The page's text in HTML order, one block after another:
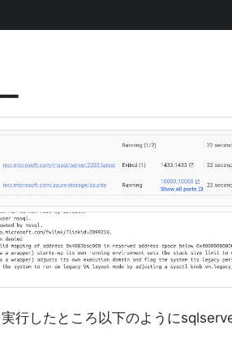
実行したところ以下のように